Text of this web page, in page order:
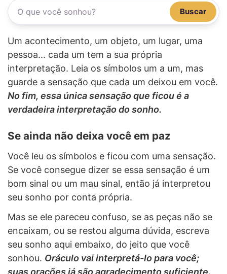
Buscar
Um acontecimento, um objeto, um lugar, uma
pessoa... cada um tem a sua própria
interpretação. Leia os símbolos um a um, mas
guarde a sensação que cada um deixou em você.
No fim, essa única sensação que ficou é a
verdadeira interpretação do sonho.
Se ainda não deixa você em paz
Você leu os símbolos e ficou com uma sensação.
Se você consegue dizer se essa sensação é um
bom sinal ou um mau sinal, então já interpretou
seu sonho por conta própria.
Mas se ele pareceu confuso, se as peças não se
encaixam, ou se restou alguma dúvida, escreva
seu sonho aqui embaixo, do jeito que você
sonhou. Oráculo vai interpretá-lo para você;